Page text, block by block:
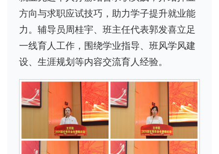
方向与求职应试技巧，助力学子提升就业能
力。辅导员周桂宇、班主任代表郭发喜立足
一线育人工作，围绕学业指导、班风学风建
设、生涯规划等内容交流育人经验。